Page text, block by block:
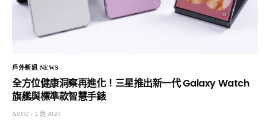
戶外新訊 NEWS
全方位健康洞察再進化！三星推出新一代 Galaxy Watch
旗艦與標準款智慧手錶
ARYO 2 週 AGO